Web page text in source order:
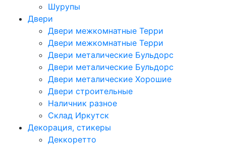
Шурупы
Двери
Двери межкомнатные Терри
Двери межкомнатные Терри
Двери металические Бульдорс
Двери металические Бульдорс
Двери металические Хорошие
Двери строительные
Наличник разное
Склад Иркутск
Декорация, стикеры
Деккоретто